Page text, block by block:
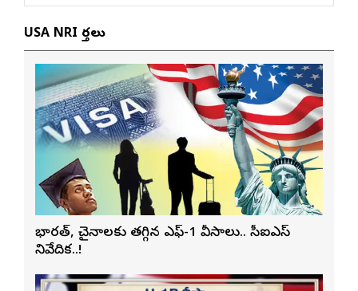
USA NRI వార్తలు
భారత్, చైనాలకు తగ్గిన ఎఫ్-1 వీసాలు.. సీఐఎస్
నివేదిక..!